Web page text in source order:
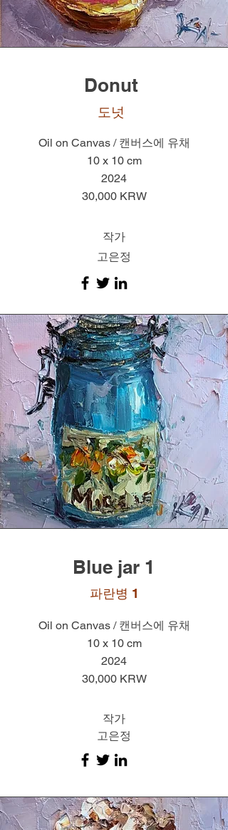
Donut
​도넛
Oil on Canvas / 캔버스에 유채
10 x 10 cm
2024
30,000 KRW
작가
고은정
Blue jar 1
​파란병 1
Oil on Canvas / 캔버스에 유채
10 x 10 cm
2024
30,000 KRW
작가
고은정